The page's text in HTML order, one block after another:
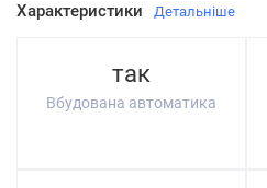
Характеристики Детальніше
так
Вбудована автоматика